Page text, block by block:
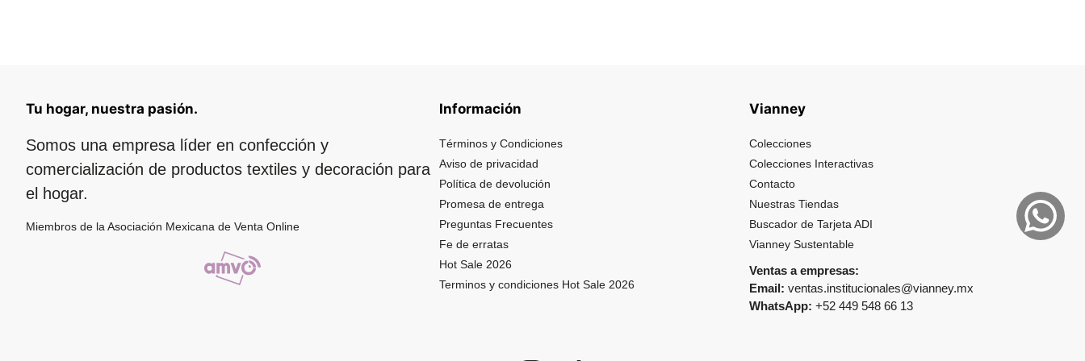
Tu hogar, nuestra pasión.
Somos una empresa líder en confección y
comercialización de productos textiles y decoración para
el hogar.
Miembros de la Asociación Mexicana de Venta Online
Información
Términos y Condiciones
Aviso de privacidad
Política de devolución
Promesa de entrega
Preguntas Frecuentes
Fe de erratas
Hot Sale 2026
Terminos y condiciones Hot Sale 2026
Vianney
Colecciones
Colecciones Interactivas
Contacto
Nuestras Tiendas
Buscador de Tarjeta ADI
Vianney Sustentable
Ventas a empresas:
Email: ventas.institucionales@vianney.mx
WhatsApp: +52 449 548 66 13